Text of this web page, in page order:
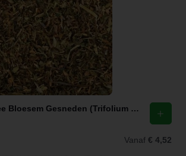
Rode Klaver Thee Bloesem Gesneden (Trifolium pratense)
Vanaf € 4,52